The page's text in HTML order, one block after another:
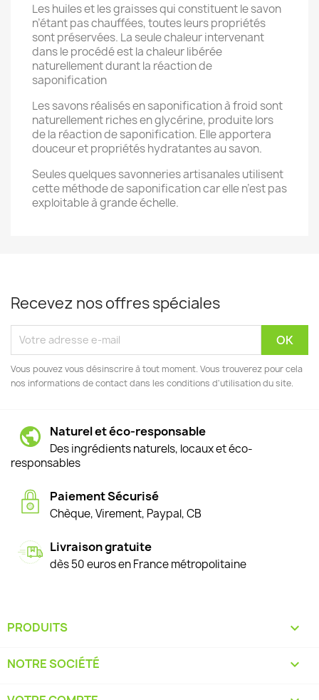
Les huiles et les graisses qui constituent le savon
n’étant pas chauffées, toutes leurs propriétés
sont préservées. La seule chaleur intervenant
dans le procédé est la chaleur libérée
naturellement durant la réaction de
saponification
Les savons réalisés en saponification à froid sont
naturellement riches en glycérine, produite lors
de la réaction de saponification. Elle apportera
douceur et propriétés hydratantes au savon.
Seules quelques savonneries artisanales utilisent
cette méthode de saponification car elle n’est pas
exploitable à grande échelle.
Recevez nos offres spéciales
Vous pouvez vous désinscrire à tout moment. Vous trouverez pour cela
nos informations de contact dans les conditions d'utilisation du site.
Naturel et éco-responsable
Des ingrédients naturels, locaux et éco-
responsables
Paiement Sécurisé
Chèque, Virement, Paypal, CB
Livraison gratuite
dès 50 euros en France métropolitaine
PRODUITS 
NOTRE SOCIÉTÉ 